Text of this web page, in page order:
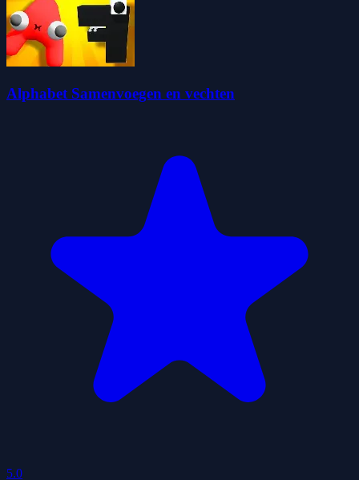
Alphabet Samenvoegen en vechten
5.0